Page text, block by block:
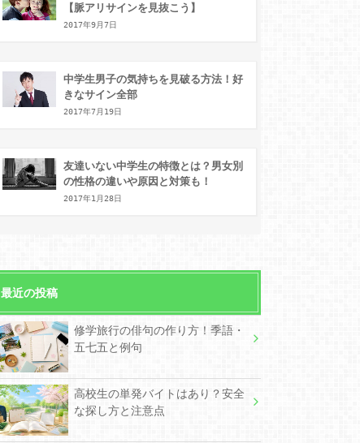
【脈アリサインを見抜こう】
2017年9月7日
中学生男子の気持ちを見破る方法！好
きなサイン全部
2017年7月19日
友達いない中学生の特徴とは？男女別
の性格の違いや原因と対策も！
2017年1月28日
最近の投稿
修学旅行の俳句の作り方！季語・
五七五と例句
高校生の単発バイトはあり？安全
な探し方と注意点